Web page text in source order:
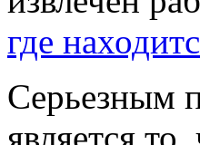
где
Серьезным
является